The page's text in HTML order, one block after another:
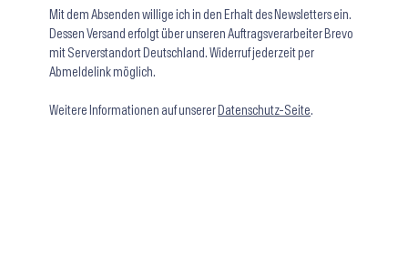
Mit dem Absenden willige ich in den Erhalt des Newsletters ein.
Dessen Versand erfolgt über unseren Auftragsverarbeiter Brevo
mit Serverstandort Deutschland. Widerruf jederzeit per
Abmeldelink möglich.
Weitere Informationen auf unserer Datenschutz-Seite.